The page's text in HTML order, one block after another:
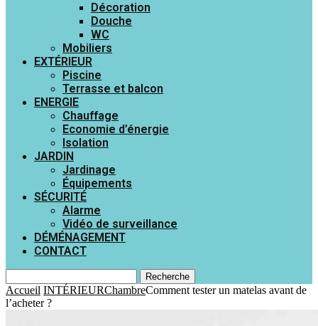
Décoration
Douche
WC
Mobiliers
EXTÉRIEUR
Piscine
Terrasse et balcon
ENERGIE
Chauffage
Economie d’énergie
Isolation
JARDIN
Jardinage
Équipements
SÉCURITÉ
Alarme
Vidéo de surveillance
DÉMÉNAGEMENT
CONTACT
Recherche
Accueil INTÉRIEURChambreComment tester un matelas avant de
l’acheter ?